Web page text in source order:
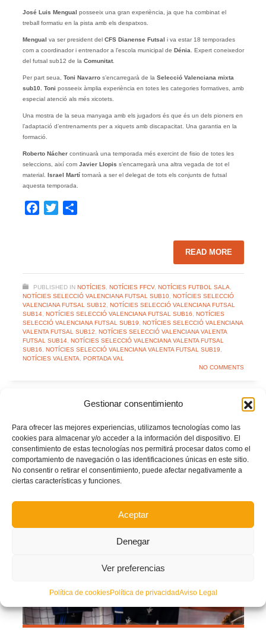
Gestionar consentimiento
Para ofrecer las mejores experiencias, utilizamos tecnologías como las
cookies para almacenar y/o acceder a la información del dispositivo. El
consentimiento de estas tecnologías nos permitirá procesar datos como el
comportamiento de navegación o las identificaciones únicas en este sitio.
No consentir o retirar el consentimiento, puede afectar negativamente a
ciertas características y funciones.
Aceptar
Denegar
Ver preferencias
Política de cookiesPolítica de privacidadAviso Legal
José Luis Mengual posseeix una gran experiència, ja que ha combinat el
treball formatiu en la pista amb els despatxos.
Mengual va ser president del CFS Dianense Futsal i va estar 18 temporades
com a coordinador i entrenador a l’escola municipal de Dénia . Expert coneixedor
del futsal sub12 de la Comunitat.
Per part seua, Toni Navarro s’encarregarà de la Selecció Valenciana mixta
sub10.
Toni posseeix àmplia experiència en totes les categories formatives, amb
especial atenció als més xicotets.
Una mostra de la seua manyaga amb els jugadors és que és un dels pioners en
l’adaptació d’entrenaments per a xiquets amb discapacitat. Una garantia en la
formació.
Roberto Náchercontinuarà una temporada més exercint de fisio de totes les
seleccions, així com Javier Llopis s’encarregarà una altra vegada de tot el
material. Israel Martí tornarà a ser el delegat de tots els conjunts de futsal
aquesta temporada.
Facebook
Twitter
READ MORE
PUBLISHED IN NOTÍCIES, NOTÍCIES FFCV, NOTÍCIES FUTBOL SALA
NOTÍCIES SELECCIÓ VALENCIANA FUTSAL SUB10, NOTÍCIES SELECCIÓ
VALENCIANA FUTSAL SUB12
NOTÍCIES SELECCIÓ VALENCIANA FUTSAL
SUB14, NOTÍCIES SELECCIÓ VALENCIANA FUTSAL SUB16
NOTÍCIES
SELECCIÓ VALENCIANA FUTSAL SUB19
NOTÍCIES SELECCIÓ VALENCIANA
VALENTA FUTSAL SUB12
NOTÍCIES SELECCIÓ VALENCIANA VALENTA
FUTSAL SUB14, NOTÍCIES SELECCIÓ VALENCIANA VALENTA FUTSAL
SUB16
NOTÍCIES SELECCIÓ VALENCIANA VALENTA FUTSAL SUB19
NOTÍCIES VALENTA
PORTADA VAL
NO COMMENTS
L’Àrea de Seleccions de futsal formarà als clubs per
a potenciar la posició de pivot
MONDAY, 30 NOVEMBER 2020 BY